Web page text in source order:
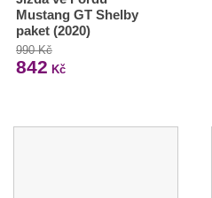
Mustang GT Shelby
paket (2020)
990 Kč
842 Kč